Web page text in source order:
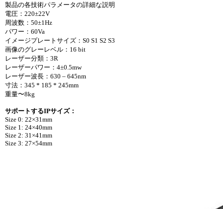
製品の各技術パラメータの詳細な説明
電圧：220±22V
周波数：50±1Hz
パワー：60Va
イメージプレートサイズ：S0 S1 S2 S3
画像のグレーレベル：16 bit
レーザー分類：3R
レーザーパワー：4±0.5mw
レーザー波長：630 – 645nm
寸法：345 * 185 * 245mm
重量〜8kg
サポートするIPサイズ：
Size 0: 22×31mm
Size 1: 24×40mm
Size 2: 31×41mm
Size 3: 27×54mm